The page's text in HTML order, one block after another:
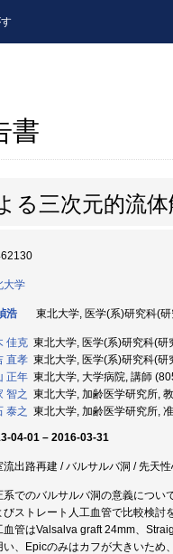
書
る三次元的流
大学
浩 東北大学, 医学(系)研究科(
佳克 東北大学, 医学(系)研究科(
直孝 東北大学, 医学(系)研究科(
正年 東北大学, 大学病院, 講師
智之 東北大学, 加齢医学研究所,
泰之 東北大学, 加齢医学研究所,
04-01 – 2016-03-31
流出路再建 / バルサルバ洞 / 先天
系でのバルサルバ洞の意義につい
びストレート人工血管で比較検討
血管はValsalva graft 24mm、
い、Epicのみはカフが大きいため